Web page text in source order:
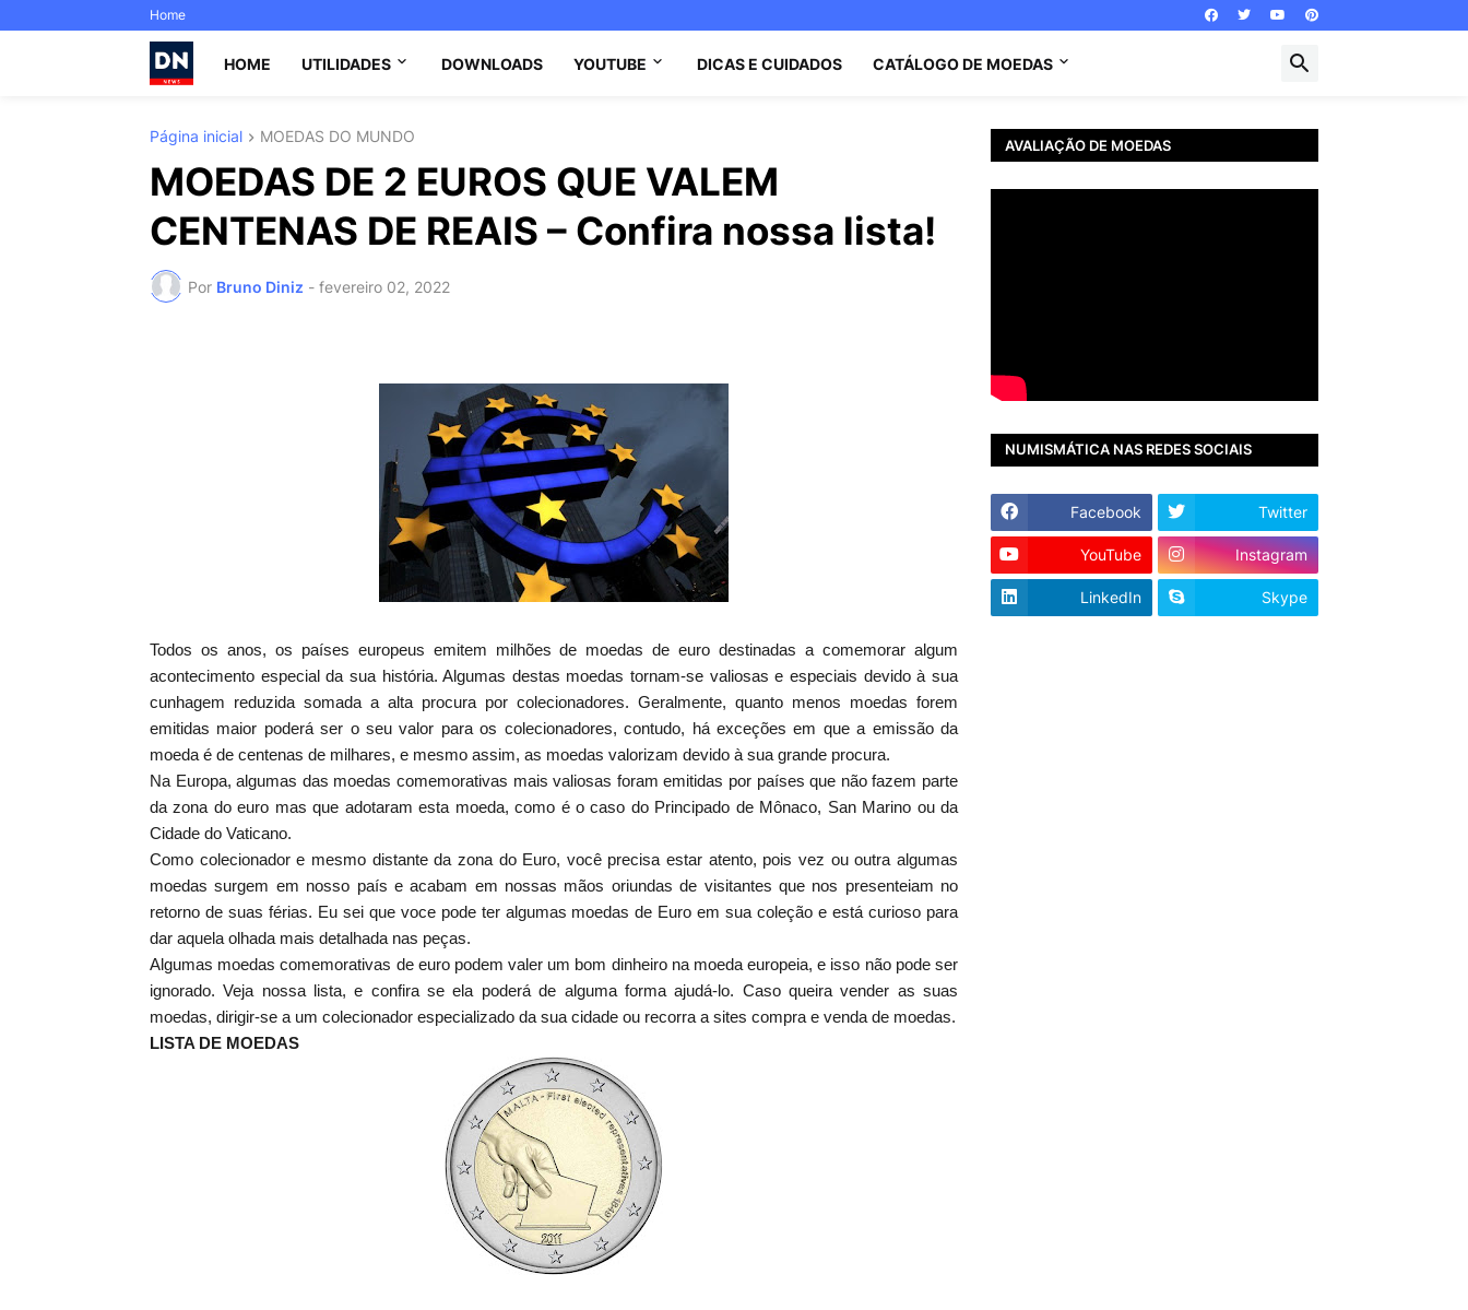
Home
HOME UTILIDADES DOWNLOADS YOUTUBE DICAS E CUIDADOS CATÁLOGO DE MOEDAS
Página inicial MOEDAS DO MUNDO
MOEDAS DE 2 EUROS QUE VALEM
CENTENAS DE REAIS – Confira nossa lista!
Por Bruno Diniz - fevereiro 02, 2022
Todos os anos, os países europeus emitem milhões de moedas de euro destinadas a comemorar algum
acontecimento especial da sua história. Algumas destas moedas tornam-se valiosas e especiais devido à sua
cunhagem reduzida somada a alta procura por colecionadores. Geralmente, quanto menos moedas forem
emitidas maior poderá ser o seu valor para os colecionadores, contudo, há exceções em que a emissão da
moeda é de centenas de milhares, e mesmo assim, as moedas valorizam devido à sua grande procura.
Na Europa, algumas das moedas comemorativas mais valiosas foram emitidas por países que não fazem parte
da zona do euro mas que adotaram esta moeda, como é o caso do Principado de Mônaco, San Marino ou da
Cidade do Vaticano.
Como colecionador e mesmo distante da zona do Euro, você precisa estar atento, pois vez ou outra algumas
moedas surgem em nosso país e acabam em nossas mãos oriundas de visitantes que nos presenteiam no
retorno de suas férias. Eu sei que voce pode ter algumas moedas de Euro em sua coleção e está curioso para
dar aquela olhada mais detalhada nas peças.
Algumas moedas comemorativas de euro podem valer um bom dinheiro na moeda europeia, e isso não pode ser
ignorado. Veja nossa lista, e confira se ela poderá de alguma forma ajudá-lo. Caso queira vender as suas
moedas, dirigir-se a um colecionador especializado da sua cidade ou recorra a sites compra e venda de moedas.
LISTA DE MOEDAS
AVALIAÇÃO DE MOEDAS
NUMISMÁTICA NAS REDES SOCIAIS
Facebook Twitter
YouTube Instagram
LinkedIn Skype